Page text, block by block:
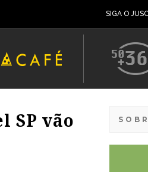
SIGA O
SP vão